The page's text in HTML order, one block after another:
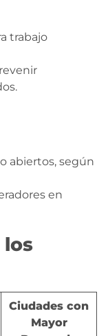
trabajo
abiertos, según
en
los
Ciudades con
Mayor